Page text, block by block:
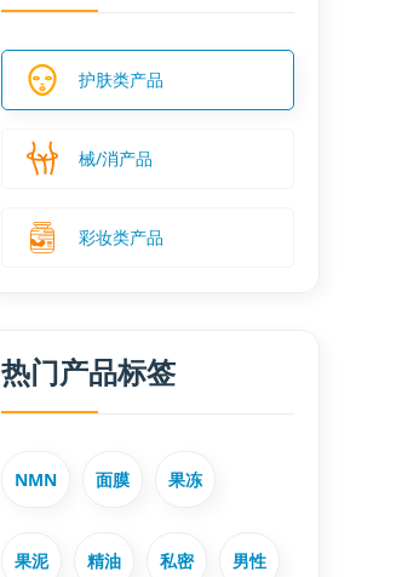
护肤类产品
械/消产品
彩妆类产品
热门产品标签
NMN 面膜 果冻
果泥 精油 私密 男性